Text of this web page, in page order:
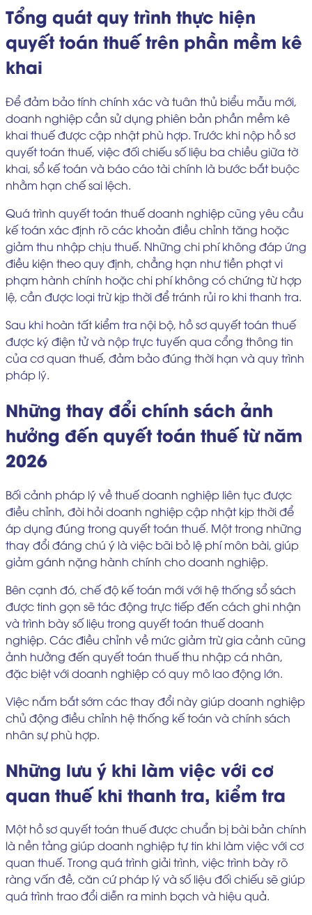
Tổng quát quy trình thực hiện
quyết toán thuế trên phần mềm kê
khai
Để đảm bảo tính chính xác và tuân thủ biểu mẫu mới,
doanh nghiệp cần sử dụng phiên bản phần mềm kê
khai thuế được cập nhật phù hợp. Trước khi nộp hồ sơ
quyết toán thuế, việc đối chiếu số liệu ba chiều giữa tờ
khai, sổ kế toán và báo cáo tài chính là bước bắt buộc
nhằm hạn chế sai lệch.
Quá trình quyết toán thuế doanh nghiệp cũng yêu cầu
kế toán xác định rõ các khoản điều chỉnh tăng hoặc
giảm thu nhập chịu thuế. Những chi phí không đáp ứng
điều kiện theo quy định, chẳng hạn như tiền phạt vi
phạm hành chính hoặc chi phí không có chứng từ hợp
lệ, cần được loại trừ kịp thời để tránh rủi ro khi thanh tra.
Sau khi hoàn tất kiểm tra nội bộ, hồ sơ quyết toán thuế
được ký điện tử và nộp trực tuyến qua cổng thông tin
của cơ quan thuế, đảm bảo đúng thời hạn và quy trình
pháp lý.
Những thay đổi chính sách ảnh
hưởng đến quyết toán thuế từ năm
2026
Bối cảnh pháp lý về thuế doanh nghiệp liên tục được
điều chỉnh, đòi hỏi doanh nghiệp cập nhật kịp thời để
áp dụng đúng trong quyết toán thuế. Một trong những
thay đổi đáng chú ý là việc bãi bỏ lệ phí môn bài, giúp
giảm gánh nặng hành chính cho doanh nghiệp.
Bên cạnh đó, chế độ kế toán mới với hệ thống sổ sách
được tinh gọn sẽ tác động trực tiếp đến cách ghi nhận
và trình bày số liệu trong quyết toán thuế doanh
nghiệp. Các điều chỉnh về mức giảm trừ gia cảnh cũng
ảnh hưởng đến quyết toán thuế thu nhập cá nhân,
đặc biệt với doanh nghiệp có quy mô lao động lớn.
Việc nắm bắt sớm các thay đổi này giúp doanh nghiệp
chủ động điều chỉnh hệ thống kế toán và chính sách
nhân sự phù hợp.
Những lưu ý khi làm việc với cơ
quan thuế khi thanh tra, kiểm tra
Một hồ sơ quyết toán thuế được chuẩn bị bài bản chính
là nền tảng giúp doanh nghiệp tự tin khi làm việc với cơ
quan thuế. Trong quá trình giải trình, việc trình bày rõ
ràng vấn đề, căn cứ pháp lý và số liệu đối chiếu sẽ giúp
quá trình trao đổi diễn ra minh bạch và hiệu quả.